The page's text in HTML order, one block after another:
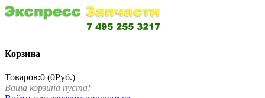
Корзина
Товаров:0 (0Руб.)
Ваша корзина пуста!